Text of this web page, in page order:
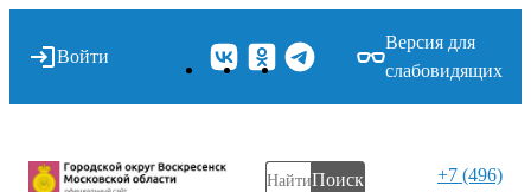
Войти
Версия для
слабовидящих
Поиск
+7 (496)